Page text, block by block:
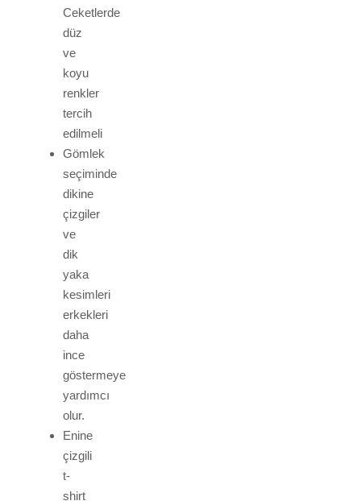
Ceketlerde
düz
ve
koyu
renkler
tercih
edilmeli
Gömlek
seçiminde
dikine
çizgiler
ve
dik
yaka
kesimleri
erkekleri
daha
ince
göstermeye
yardımcı
olur.
Enine
çizgili
t-
shirt